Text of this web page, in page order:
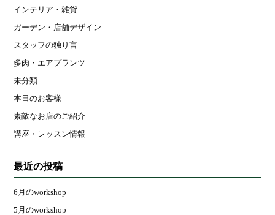
インテリア・雑貨
ガーデン・店舗デザイン
スタッフの独り言
多肉・エアプランツ
未分類
本日のお客様
素敵なお店のご紹介
講座・レッスン情報
最近の投稿
6月のworkshop
5月のworkshop